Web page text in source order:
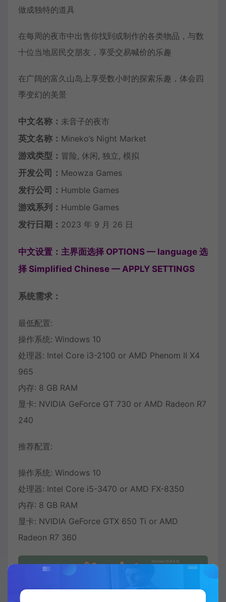
做成独特的道具
在每周的夜市中出售你找到或制作的各类物品，与数
十位当地居民交朋友，享受交易喊价的乐趣
在广阔的富久山岛上享受数小时的探索乐趣，体会四
季变幻的美景
中文名称： 未音子的夜市
英文名称： Mineko’s Night Market
游戏类型： 冒险, 休闲, 独立, 模拟
开发公司： Meowza Games
发行公司： Humble Games
游戏系列： Humble Games
发行日期： 2023 年 9 月 26 日
中文设置：主界面选择 OPTIONS — language 选
择 Simplified Chinese — APPLY SETTINGS
系统需求：
最低配置:
操作系统: Windows 10
处理器: Intel Core i3-2100 or AMD Phenom II X4
965
内存: 8 GB RAM
显卡: NVIDIA GeForce GT 730 or AMD Radeon R7
240
推荐配置:
操作系统: Windows 10
处理器: Intel Core i5-3470 or AMD FX-8350
内存: 8 GB RAM
显卡: NVIDIA GeForce GTX 650 Ti or AMD
Radeon R7 360